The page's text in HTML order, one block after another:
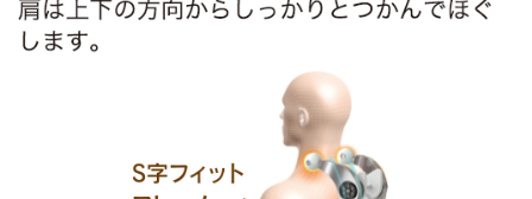
5
No
Submit Review